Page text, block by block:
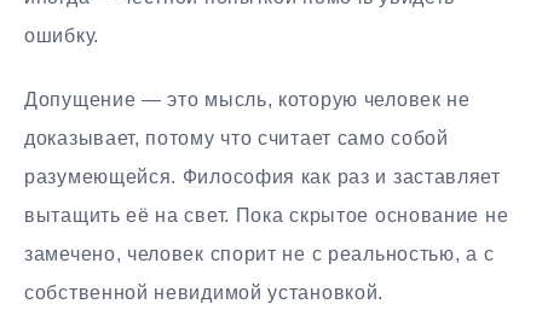
ошибку.
Допущение — это мысль, которую человек не
доказывает, потому что считает само собой
разумеющейся. Философия как раз и заставляет
вытащить её на свет. Пока скрытое основание не
замечено, человек спорит не с реальностью, а с
собственной невидимой установкой.